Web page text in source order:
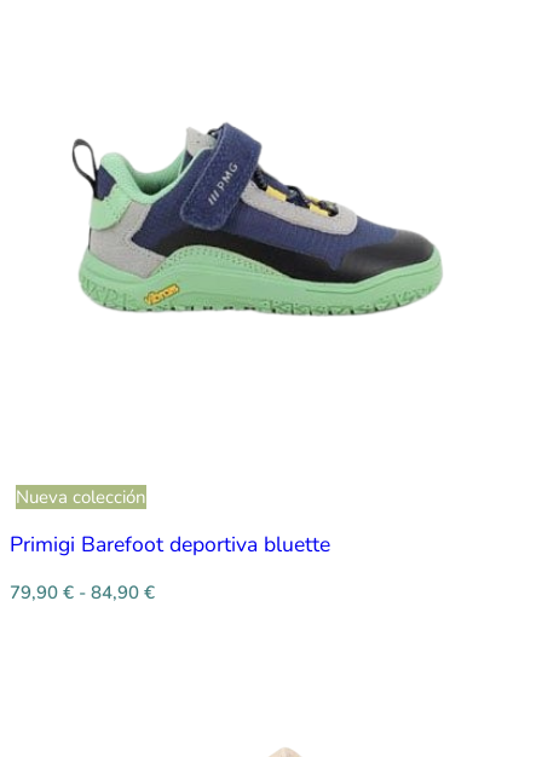
Nueva colección
Primigi Barefoot deportiva bluette
79,90 € - 84,90 €